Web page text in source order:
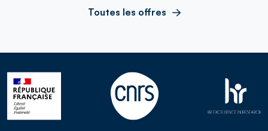
Toutes les offres